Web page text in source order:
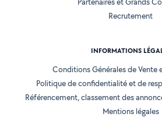
Recrutement
INFORMATIONS
Conditions Générales de Vente
Politique de confidentialité et de
Référencement, classement des
Mentions légales